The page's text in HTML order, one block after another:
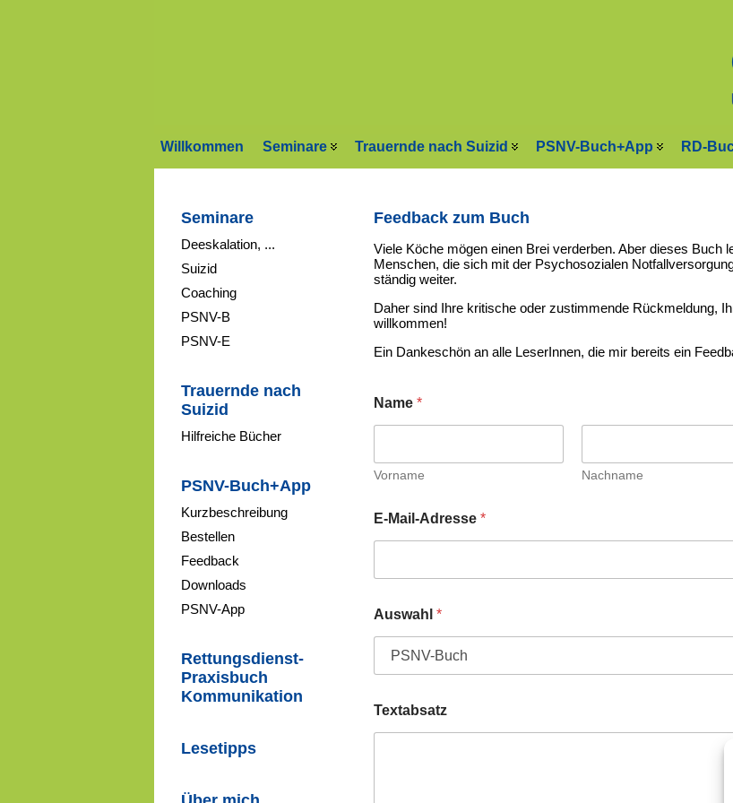
Willkommen Seminare Trauernde nach Suizid PSNV-Buch+App RD-
Seminare
Deeskalation, ...
Suizid
Coaching
PSNV-B
PSNV-E
Trauernde nach
Suizid
Hilfreiche Bücher
PSNV-Buch+App
Kurzbeschreibung
Bestellen
Feedback
Downloads
PSNV-App
Rettungsdienst-
Praxisbuch
Kommunikation
Lesetipps
Feedback zum Buch
Viele Köche mögen einen Brei verderben. Aber dieses Buch
Menschen, die sich mit der Psychosozialen
ständig weiter.
Daher sind Ihre kritische oder zustimmende Rückmeldung,
willkommen!
Ein Dankeschön an alle LeserInnen, die mir bereits ein
Name *
Vorname Nachname
E-Mail-Adresse *
Auswahl *
Textabsatz